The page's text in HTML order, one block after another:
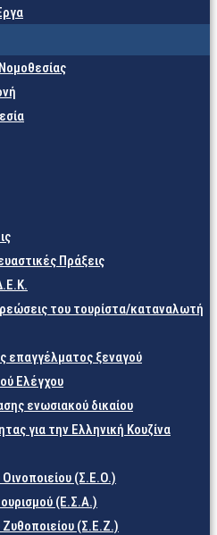
Πράξεις
του τουρίστα/καταναλωτή
επαγγέλματος ξεναγού
Ελέγχου
ενωσιακού δικαίου
για την Ελληνική Κουζίνα
(Σ.Ε.Ο.)
(Ε.Σ.Α.)
(Σ.Ε.Ζ.)